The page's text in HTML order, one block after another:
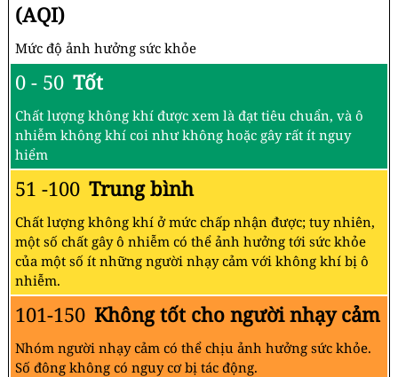
(AQI)
Mức độ ảnh hưởng sức khỏe
0 - 50 Tốt
Chất lượng không khí được xem là đạt tiêu chuẩn, và ô
nhiễm không khí coi như không hoặc gây rất ít nguy
hiểm
51 -100 Trung bình
Chất lượng không khí ở mức chấp nhận được; tuy nhiên,
một số chất gây ô nhiễm có thể ảnh hưởng tới sức khỏe
của một số ít những người nhạy cảm với không khí bị ô
nhiễm.
101-150 Không tốt cho người nhạy cảm
Nhóm người nhạy cảm có thể chịu ảnh hưởng sức khỏe.
Số đông không có nguy cơ bị tác động.